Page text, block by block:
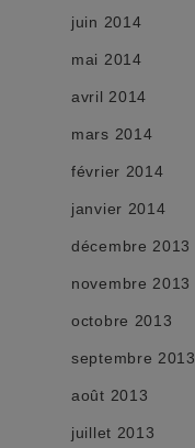
juin 2014
mai 2014
avril 2014
mars 2014
février 2014
janvier 2014
décembre 2013
novembre 2013
octobre 2013
septembre 2013
août 2013
juillet 2013